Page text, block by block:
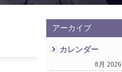
アーカイブ
カレンダー
8月 2026